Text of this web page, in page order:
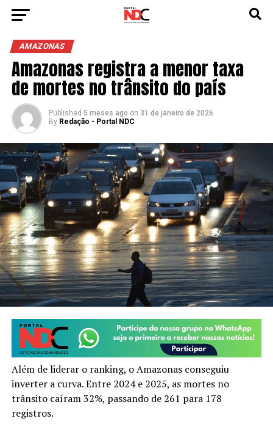
AMAZONAS
Amazonas registra a menor taxa
de mortes no trânsito do país
Published 5 meses ago on 31 de janeiro de 2026
By Redação - Portal NDC
Além de liderar o ranking, o Amazonas conseguiu
inverter a curva. Entre 2024 e 2025, as mortes no
trânsito caíram 32%, passando de 261 para 178
registros.